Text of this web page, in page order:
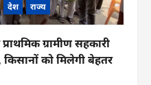
देश राज्य
ग्रामीण सहकारी
को मिलेगी बेहतर